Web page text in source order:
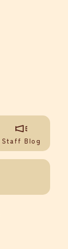
Staff Blog